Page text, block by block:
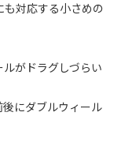
も対応する小さめの
がドラグしづらい
にダブルウィール